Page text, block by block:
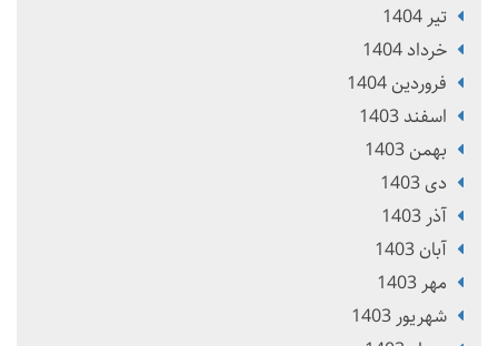
تير 1404
خرداد 1404
فروردین 1404
اسفند 1403
بهمن 1403
دی 1403
آذر 1403
آبان 1403
مهر 1403
شهریور 1403